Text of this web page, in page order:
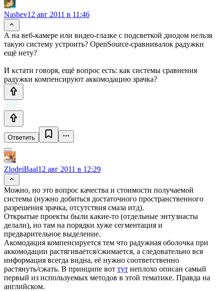
Nashev12 авг 2011 в 11:46
А на веб-камере или видео-глазке с подсветкой диодом нельзя
такую систему устроить? OpenSource-cравнивалок радужки
ещё нету?
И кстати говоря, ещё вопрос есть: как системы сравнения
радужки компенсируют аккомодацию зрачка?
Ответить
ZlodeiBaal12 авг 2011 в 12:29
Можно, но это вопрос качества и стоимости получаемой
системы (нужно добиться достаточного пространственного
разрешения зрачка, отсутствия смаза итд).
Открытые проекты были какие-то (отдельные энтузиасты
делали), но там на порядки хуже сегментация и
предварительное выделение.
Акомодация компенсируется тем что радужная оболочка при
аккомодации растягивается/сжимается, а следовательно вся
информация всегда видна, её нужно соответственно
растянуть/сжать. В принципе вот тут неплохо описан самый
первый из используемых методов в этой тематике. Правда на
английском.